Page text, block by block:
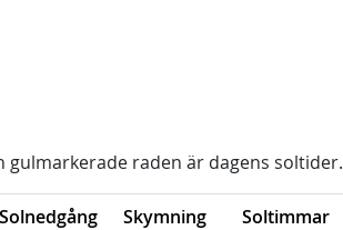
gulmarkerade raden är dagens soltider.
Solnedgång Skymning
Soltimmar